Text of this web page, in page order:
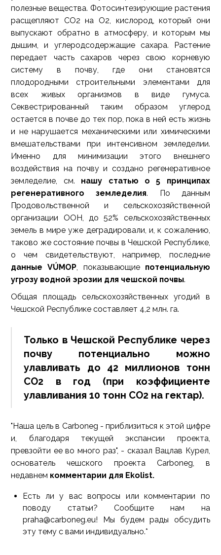
полезные вещества. Фотосинтезирующие растения
расщепляют CO2 на O2, кислород, который они
выпускают обратно в атмосферу, и которым мы
дышим, и углеродсодержащие сахара. Растение
передает часть сахаров через свою корневую
систему в почву, где они становятся
плодородными строительными элементами для
всех живых организмов в виде гумуса.
Секвестрированный таким образом углерод
остается в почве до тех пор, пока в ней есть жизнь
и не нарушается механическими или химическими
вмешательствами при интенсивном земледелии.
Именно для минимизации этого внешнего
воздействия на почву и создано регенеративное
земледелие, см. нашу статью о 5 принципах
регенеративного земледелия. По данным
Продовольственной и сельскохозяйственной
организации ООН, до 52% сельскохозяйственных
земель в мире уже деградировали, и, к сожалению,
таково же состояние почвы в Чешской Республике,
о чем свидетельствуют, например, последние
данные VÚMOP, показывающие потенциальную
угрозу водной эрозии для чешской почвы.
Общая площадь сельскохозяйственных угодий в
Чешской Республике составляет 4,2 млн. га.
Только в Чешской Республике через
почву потенциально можно
улавливать до 42 миллионов тонн
CO2 в год (при коэффициенте
улавливания 10 тонн CO2 на гектар).
"Наша цель в Carboneg - приблизиться к этой цифре
и, благодаря текущей экспансии проекта,
превзойти ее во много раз", - сказал Вацлав Курел,
основатель чешского проекта Carboneg, в
недавнем комментарии для Ekolist.
Есть ли у вас вопросы или комментарии по
поводу статьи? Сообщите нам на
praha@carboneg.eu! Мы будем рады обсудить
эту тему с вами индивидуально.*